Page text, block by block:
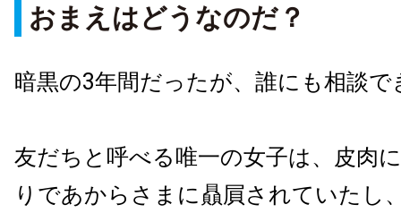
おまえはどうなのだ？
暗黒の3年間だったが、誰にも相談
友だちと呼べる唯一の女子は、皮肉
りであからさまに贔屓されていたし